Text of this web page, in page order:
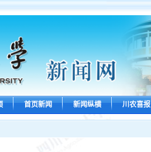
首页新闻 新闻纵横 川农喜报